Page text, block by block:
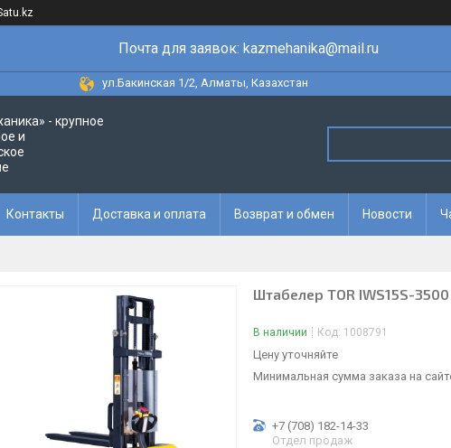
Почта для заявок: kazmehanika@mail.ru
ул.Бакинская 1/2, Алматы, Казахстан
- крупное
и
Контакты Доставка и оплата Возврат и обмен Новости
Штабелер TOR IWS15S-
В наличии Код: 1008791
Цену уточняйте
Минимальная сумма заказа на
+7 (708) 182-14-33
Отдел продаж